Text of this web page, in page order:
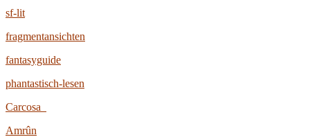
sf-lit
fragmentansichten
fantasyguide
phantastisch-lesen
Carcosa
Amrûn